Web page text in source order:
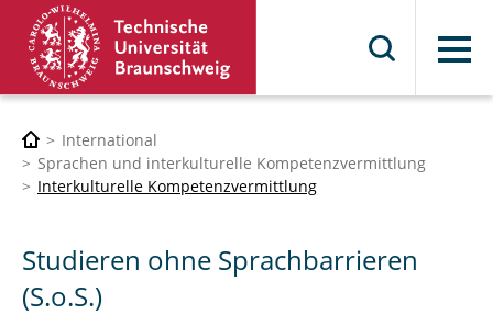
Menü
International
Sprachen und interkulturelle Kompetenzvermittlung
Interkulturelle Kompetenzvermittlung
Studieren ohne Sprachbarrieren
(S.o.S.)